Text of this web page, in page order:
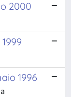
2000
1996